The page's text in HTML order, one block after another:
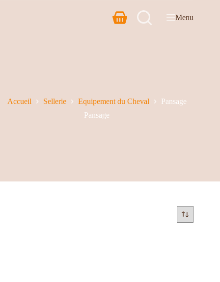
Menu
Accueil Sellerie Equipement du Cheval
Pansage
Pansage